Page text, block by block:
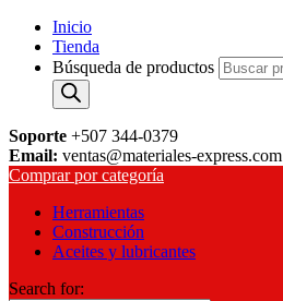
Inicio
Tienda
Búsqueda de productos
Soporte +507 344-0379
Email: ventas@materiales-express.com
Comprar por categoría
Herramientas
Construcción
Aceites y lubricantes
Search for: